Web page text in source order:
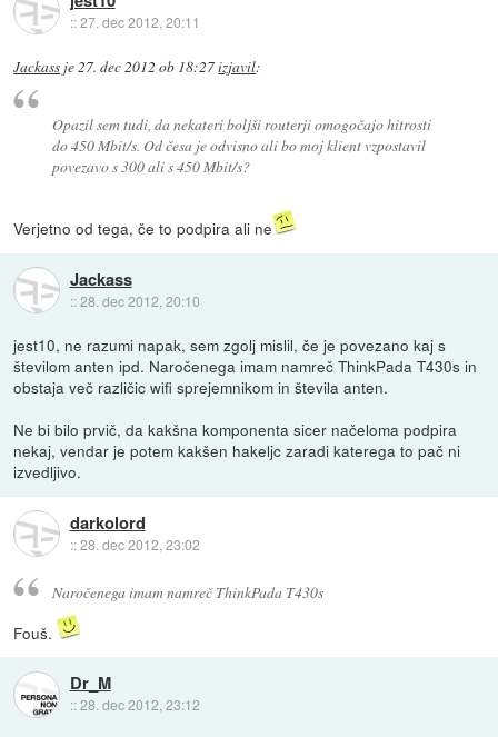
::27. dec 2012, 20:11
Jackass je27. dec 2012 ob 18:27izjavil:
Opazil sem tudi, da nekateri boljši routerji omogočajo hitrosti
do 450 Mbit/s. Od česa je odvisno ali bo moj klient vzpostavil
povezavo s 300 ali s 450 Mbit/s?
Verjetno od tega, če to podpira ali ne
Jackass
::28. dec 2012, 20:10
jest10, ne razumi napak, sem zgolj mislil, če je povezano kaj s
številom anten ipd. Naročenega imam namreč ThinkPada T430s in
obstaja več različic wifi sprejemnikom in števila anten.
Ne bi bilo prvič, da kakšna komponenta sicer načeloma podpira
nekaj, vendar je potem kakšen hakeljc zaradi katerega to pač ni
izvedljivo.
darkolord
::28. dec 2012, 23:02
Naročenega imam namreč ThinkPada T430s
Fouš.
Dr_M
::28. dec 2012, 23:12